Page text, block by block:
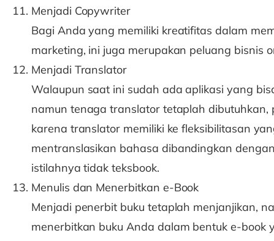
Menjadi Copywriter
Bagi Anda yang memiliki kreatifitas dalam
marketing, ini juga merupakan peluang bisnis
Menjadi Translator
Walaupun saat ini sudah ada aplikasi yang
namun tenaga translator tetaplah
karena translator memiliki ke fleksibilitasan
mentranslasikan bahasa dibandingkan
istilahnya tidak teksbook.
Menulis dan Menerbitkan e-Book
Menjadi penerbit buku tetaplah menjanjikan,
menerbitkan buku Anda dalam bentuk e-book